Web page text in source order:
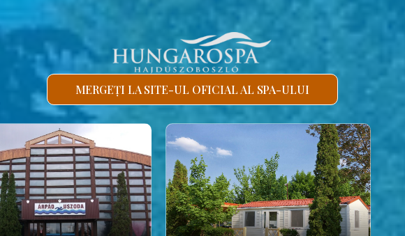
MERGEȚI LA SITE-UL OFICIAL AL SPA-ULUI